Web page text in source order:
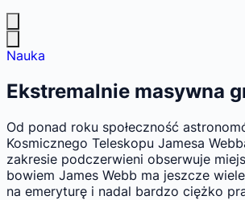
Nauka
Ekstremalnie masywna
Od ponad roku społeczność
Kosmicznego Teleskopu Jamesa
zakresie podczerwieni obserwuje
bowiem James Webb ma jeszcze
na emeryturę i nadal bardzo ciężko